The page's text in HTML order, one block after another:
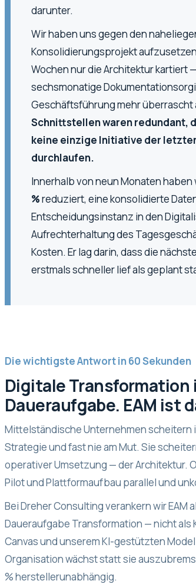
darunter.
Wir haben uns gegen den
Konsolidierungsprojekt
Wochennurdie Architektur kartiert
sechsmonatige
Geschäftsführung mehr überrascht
Schnittstellen waren redundant,
keine einzige Initiative der
durchlaufen.
Innerhalb von neun Monaten haben
%reduziert, eine konsolidierte
Entscheidungsinstanz in den
Aufrechterhaltung des
Kosten. Er lag darin, dass die
erstmalsschnellerlief als geplant
Die wichtigste Antwort in 60 Sekunden
Digitale
Daueraufgabe. EAM ist
Mittelständische Unternehmen scheitern
Strategie und fast nie am Mut. Sie
operativer Umsetzung — der Architektur.
Pilot und Plattformaufbau parallel und
Bei Dreher Consulting verankern wir
Daueraufgabe Transformation — nicht als
Canvas und unserem KI-gestützten
Organisation wächst statt sie
% herstellerunabhängig.